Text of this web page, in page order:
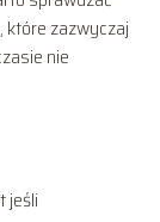
które zazwyczaj
nie
jeśli